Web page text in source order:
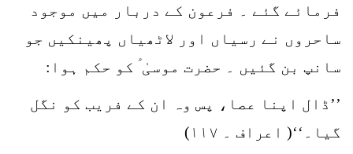
فرمائے گئے ۔ فرعون کے دربار میں موجود
ساحروں نے رسیاں اور لاٹھیاں پھینکیں جو
سانپ بن گئیں ۔ حضرت موسیٰ ؑ کو حکم ہوا:
’’ڈال اپنا عصا، پس وہ ان کے فریب کو نگل
گیا۔‘‘( اعراف ۔ ۱۱۷)